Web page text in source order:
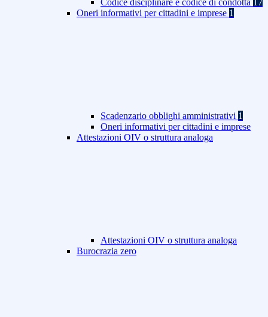
Codice disciplinare e codice di condotta 17
Oneri informativi per cittadini e imprese 1
Scadenzario obblighi amministrativi 1
Oneri informativi per cittadini e imprese
Attestazioni OIV o struttura analoga
Attestazioni OIV o struttura analoga
Burocrazia zero